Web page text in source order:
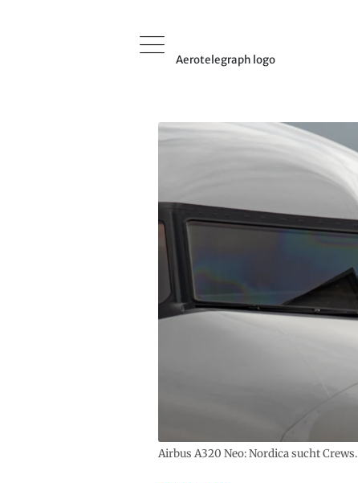
Aerotelegraph logo
Airbus A320 Neo: Nordica sucht Crews.